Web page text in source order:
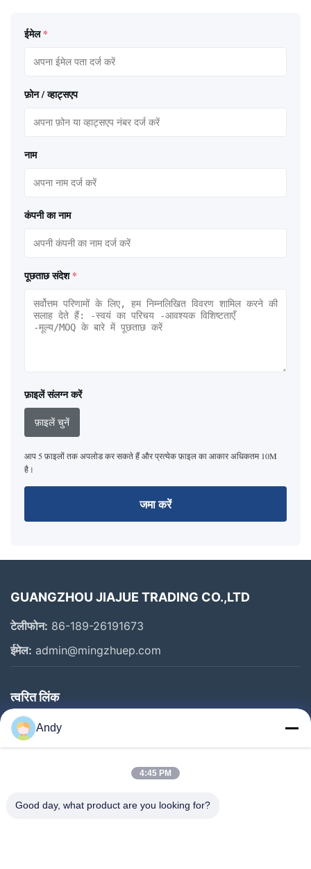
ईमेल *
फ़ोन / व्हाट्सएप
नाम
कंपनी का नाम
पूछताछ संदेश *
फ़ाइलें संलग्न करें
फ़ाइलें चुनें
आप 5 फ़ाइलों तक अपलोड कर सकते हैं और प्रत्येक फ़ाइल का आकार अधिकतम 10M
है।
जमा करें
GUANGZHOU JIAJUE TRADING CO.,LTD
टेलीफोन: 86-189-26191673
ईमेल: admin@mingzhuep.com
त्वरित लिंक
घर
उत्पाद
कारखाने का दौरा
Andy
4:45 PM
Good day, what product are you looking for?